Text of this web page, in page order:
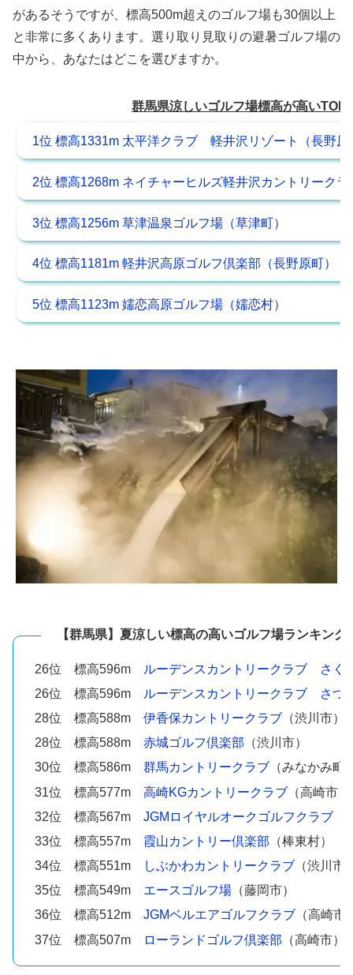
があるそうですが、標高500m超えのゴルフ場も30個以上
と非常に多くあります。選り取り見取りの避暑ゴルフ場の
中から、あなたはどこを選びますか。
群馬県涼しいゴルフ場標高が高いTOP5
1位 標高1331m 太平洋クラブ 軽井沢リゾート（長野原
2位 標高1268m ネイチャーヒルズ軽井沢カントリーク
3位 標高1256m 草津温泉ゴルフ場（草津町）
4位 標高1181m 軽井沢高原ゴルフ倶楽部（長野原町）
5位 標高1123m 嬬恋高原ゴルフ場（嬬恋村）
【群馬県】夏涼しい標高の高いゴルフ場ランキング
26位 標高596m
ルーデンスカントリークラブ さく
26位 標高596m
ルーデンスカントリークラブ さつ
28位 標高588m伊香保カントリークラブ （渋川市）
28位 標高588m赤城ゴルフ倶楽部 （渋川市）
30位 標高586m群馬カントリークラブ （みなかみ町
31位 標高577m高崎KGカントリークラブ （高崎市）
32位 標高567mJGMロイヤルオークゴルフクラブ
33位 標高557m 霞山カントリー倶楽部 （棒東村）
34位 標高551m
しぶかわカントリークラブ （渋川市
35位 標高549m エースゴルフ場 （藤岡市）
36位 標高512mJGMベルエアゴルフクラブ （高崎市
37位 標高507m
ローランドゴルフ倶楽部 （高崎市）